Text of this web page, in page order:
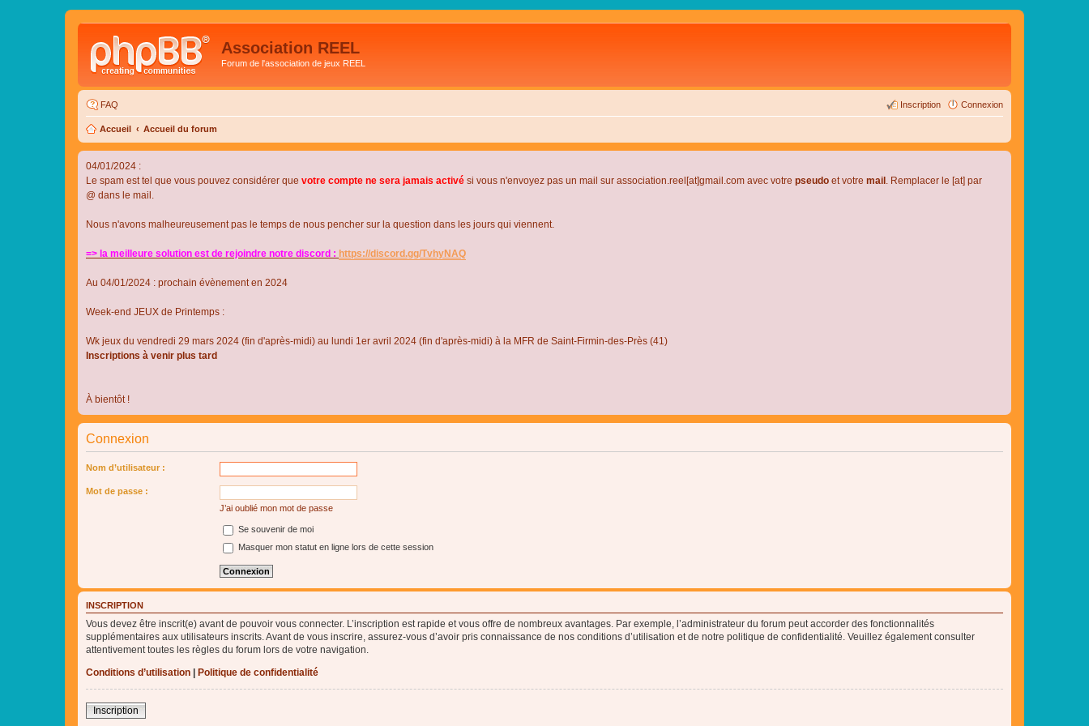
Association REEL
Forum de l'association de jeux REEL
FAQ Connexion
Inscription
Accueil Accueil du forum
04/01/2024 :
Le spam est tel que vous pouvez considérer que votre compte ne sera jamais activé si vous n'envoyez pas un mail sur association.reel[at]gmail.com avec votre pseudo et votre mail . Remplacer le [at] par
@ dans le mail.
Nous n'avons malheureusement pas le temps de nous pencher sur la question dans les jours qui viennent.
=> la meilleure solution est de rejoindre notre discord : https://discord.gg/TvhyNAQ
Au 04/01/2024 : prochain évènement en 2024
Week-end JEUX de Printemps :
Wk jeux du vendredi 29 mars 2024 (fin d'après-midi) au lundi 1er avril 2024 (fin d'après-midi) à la MFR de Saint-Firmin-des-Près (41)
Inscriptions à venir plus tard
À bientôt !
Connexion
Nom d’utilisateur :
Mot de passe :
J’ai oublié mon mot de passe
Se souvenir de moi
Masquer mon statut en ligne lors de cette session
INSCRIPTION
Vous devez être inscrit(e) avant de pouvoir vous connecter. L’inscription est rapide et vous offre de nombreux avantages. Par exemple, l’administrateur du forum peut accorder des fonctionnalités
supplémentaires aux utilisateurs inscrits. Avant de vous inscrire, assurez-vous d’avoir pris connaissance de nos conditions d’utilisation et de notre politique de confidentialité. Veuillez également consulter
attentivement toutes les règles du forum lors de votre navigation.
Conditions d’utilisation
Politique de confidentialité
Inscription